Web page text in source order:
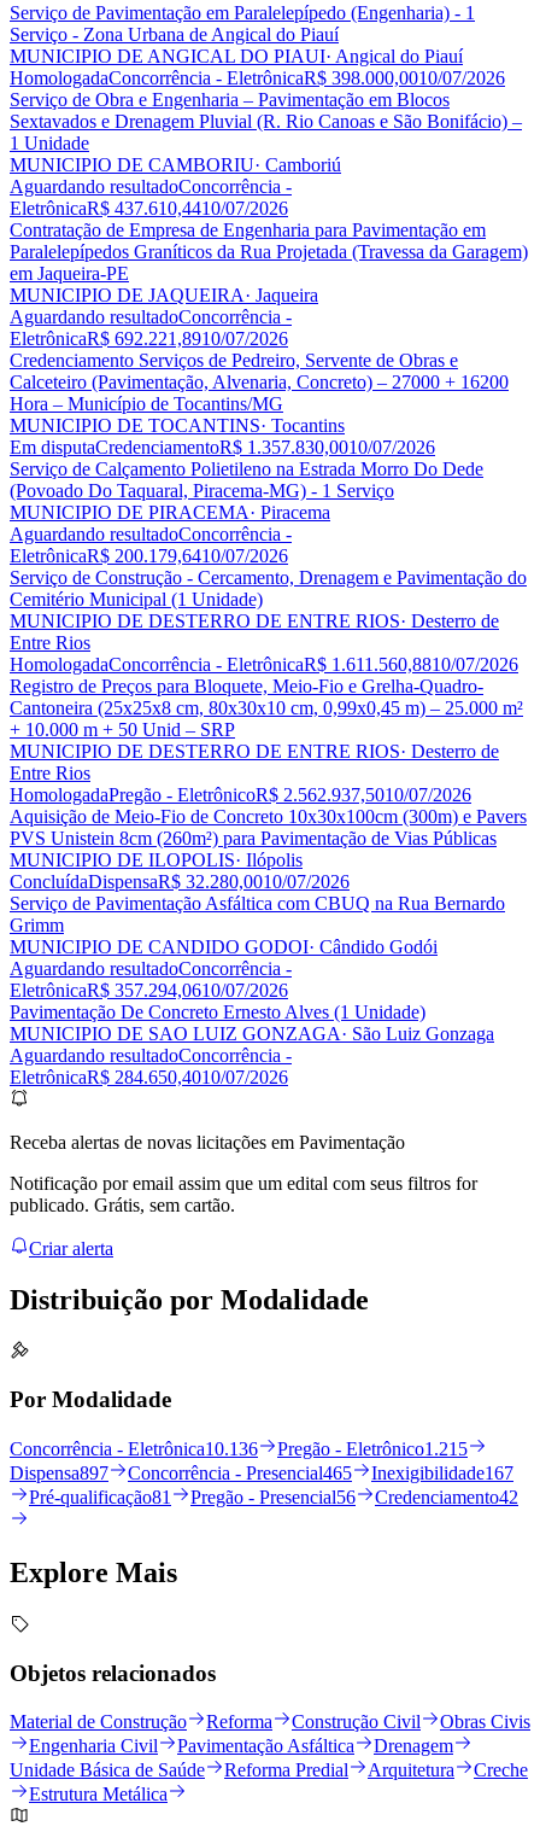
Serviço de Pavimentação em Paralelepípedo (Engenharia) - 1
Serviço - Zona Urbana de Angical do Piauí
MUNICIPIO DE ANGICAL DO PIAUI· Angical do Piauí
HomologadaConcorrência - EletrônicaR$ 398.000,0010/07/2026
Serviço de Obra e Engenharia – Pavimentação em Blocos
Sextavados e Drenagem Pluvial (R. Rio Canoas e São Bonifácio) –
1 Unidade
MUNICIPIO DE CAMBORIU· Camboriú
Aguardando resultadoConcorrência -
EletrônicaR$ 437.610,4410/07/2026
Contratação de Empresa de Engenharia para Pavimentação em
Paralelepípedos Graníticos da Rua Projetada (Travessa da Garagem)
em Jaqueira-PE
MUNICIPIO DE JAQUEIRA· Jaqueira
Aguardando resultadoConcorrência -
EletrônicaR$ 692.221,8910/07/2026
Credenciamento Serviços de Pedreiro, Servente de Obras e
Calceteiro (Pavimentação, Alvenaria, Concreto) – 27000 + 16200
Hora – Município de Tocantins/MG
MUNICIPIO DE TOCANTINS· Tocantins
Em disputaCredenciamentoR$ 1.357.830,0010/07/2026
Serviço de Calçamento Polietileno na Estrada Morro Do Dede
(Povoado Do Taquaral, Piracema-MG) - 1 Serviço
MUNICIPIO DE PIRACEMA· Piracema
Aguardando resultadoConcorrência -
EletrônicaR$ 200.179,6410/07/2026
Serviço de Construção - Cercamento, Drenagem e Pavimentação do
Cemitério Municipal (1 Unidade)
MUNICIPIO DE DESTERRO DE ENTRE RIOS· Desterro de
Entre Rios
HomologadaConcorrência - EletrônicaR$ 1.611.560,8810/07/2026
Registro de Preços para Bloquete, Meio-Fio e Grelha-Quadro-
Cantoneira (25x25x8 cm, 80x30x10 cm, 0,99x0,45 m) – 25.000 m²
+ 10.000 m + 50 Unid – SRP
MUNICIPIO DE DESTERRO DE ENTRE RIOS· Desterro de
Entre Rios
HomologadaPregão - EletrônicoR$ 2.562.937,5010/07/2026
Aquisição de Meio-Fio de Concreto 10x30x100cm (300m) e Pavers
PVS Unistein 8cm (260m²) para Pavimentação de Vias Públicas
MUNICIPIO DE ILOPOLIS· Ilópolis
ConcluídaDispensaR$ 32.280,0010/07/2026
Serviço de Pavimentação Asfáltica com CBUQ na Rua Bernardo
Grimm
MUNICIPIO DE CANDIDO GODOI· Cândido Godói
Aguardando resultadoConcorrência -
EletrônicaR$ 357.294,0610/07/2026
Pavimentação De Concreto Ernesto Alves (1 Unidade)
MUNICIPIO DE SAO LUIZ GONZAGA· São Luiz Gonzaga
Aguardando resultadoConcorrência -
EletrônicaR$ 284.650,4010/07/2026
Receba alertas de novas licitações em Pavimentação
Notificação por email assim que um edital com seus filtros for
publicado. Grátis, sem cartão.
Criar alerta
Distribuição por Modalidade
Por Modalidade
Concorrência - Eletrônica10.136 Pregão - Eletrônico1.215
Dispensa897 Concorrência - Presencial465 Inexigibilidade167
Pré-qualificação81 Pregão - Presencial56 Credenciamento42
Explore Mais
Objetos relacionados
Material de Construção Reforma Construção Civil
Obras Civis
Engenharia Civil
Pavimentação Asfáltica
Drenagem
Unidade Básica de Saúde
Reforma Predial Arquitetura
Creche
Estrutura Metálica